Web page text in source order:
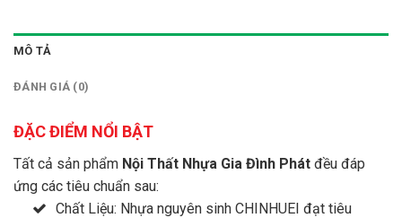
MÔ TẢ
ĐÁNH GIÁ (0)
ĐẶC ĐIỂM NỔI BẬT
Tất cả sản phẩm Nội Thất Nhựa Gia Đình Phát đều đáp
ứng các tiêu chuẩn sau:
Chất Liệu: Nhựa nguyên sinh CHINHUEI đạt tiêu